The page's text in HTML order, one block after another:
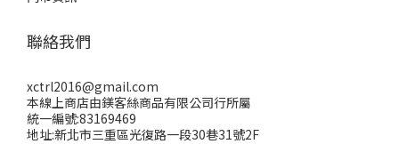
聯絡我們
xctrl2016@gmail.com
本線上商店由鎂客絲商品有限公司行所屬
統一編號:83169469
地址:新北市三重區光復路一段30巷31號2F